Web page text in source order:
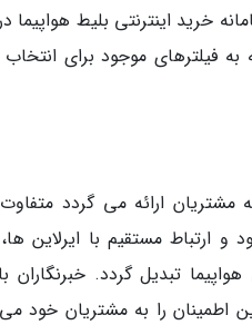
خرید اینترنتی بلیط هواپیما
به فیلترهای موجود برای
به مشتریان ارائه می گردد
ارتباط مستقیم با ایرلاین
هواپیما تبدیل گردد.
24 ساعته خود این اطمینان را به